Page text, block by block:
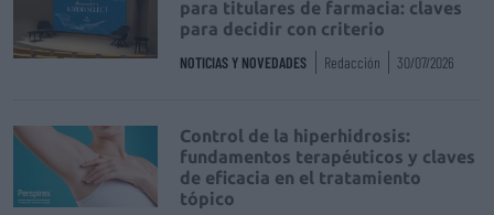
para titulares de farmacia: claves
para decidir con criterio
NOTICIAS Y NOVEDADES Redacción 30/07/2026
Control de la hiperhidrosis:
fundamentos terapéuticos y claves
de eficacia en el tratamiento
tópico